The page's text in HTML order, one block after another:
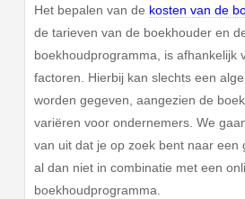
Het bepalen van de kosten van de
de tarieven van de boekhouder en
boekhoudprogramma, is afhankelijk
factoren. Hierbij kan slechts een
worden gegeven, aangezien de
variëren voor ondernemers. We
van uit dat je op zoek bent naar een
al dan niet in combinatie met een
boekhoudprogramma.